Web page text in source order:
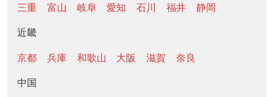
三重 富山 岐阜 愛知 石川 福井 静岡
近畿
京都 兵庫 和歌山 大阪 滋賀 奈良
中国